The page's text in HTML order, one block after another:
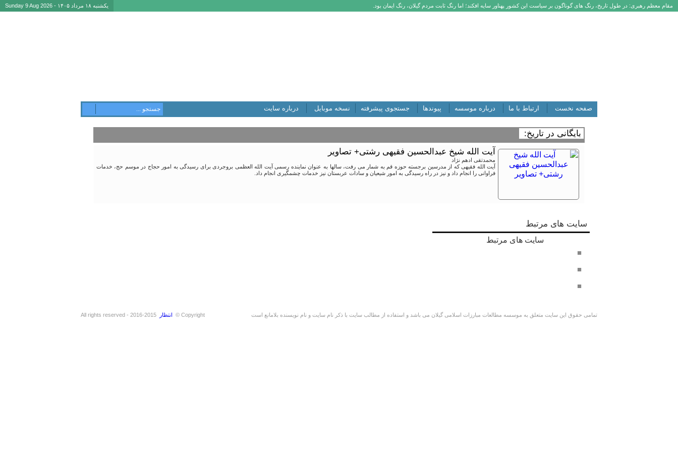
مقام معظم رهبری: در طول تاریخ، رنگ های گوناگون بر سیاست این کشور پهناور سایه افکند؛ اما رنگ ثابت مردم گیلان، رنگ ایمان بود. یکشنبه ۱۸ مرداد ۱۴۰۵ - Sunday 9 Aug 2026
صفحه نخست ارتباط با ما درباره موسسه پیوندها جستجوی پیشرفته نسخه موبایل درباره سایت
بایگانی در تاریخ:
آیت الله شیخ عبدالحسین فقیهی رشتی+ تصاویر
محمدتقی ادهم نژاد
آیت الله فقیهی که از مدرسین برجسته حوزه قم به شمار می رفت، سالها به عنوان نماینده رسمی آیت الله العظمی بروجردی برای رسیدگی به امور حجاج در موسم حج، خدمات
فراوانی را انجام داد و نیز در راه رسیدگی به امور شیعیان و سادات عربستان نیز خدمات چشمگیری انجام داد.
سایت های مرتبط
سایت های مرتبط
تمامی حقوق این سایت متعلق به موسسه مطالعات مبارزات اسلامی گیلان می باشد و استفاده از مطالب سایت با ذکر نام سایت و نام نویسنده بلامانع است Copyright © انتظار